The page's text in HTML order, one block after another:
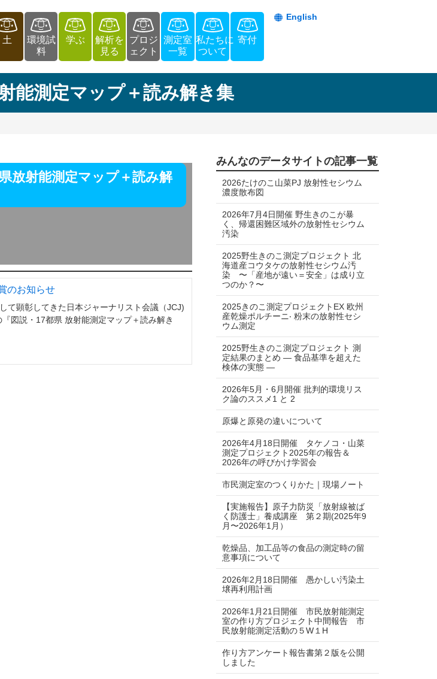
土
環境試
料
学ぶ
解析を
見る
プロジ
ェクト
測定室
一覧
私たちに
ついて
寄付
English
能測定マップ＋読み解き集
放射能測定マップ＋読み解
のお知らせ
て顕彰してきた日本ジャーナリスト会議（JCJ)
図説・17都県 放射能測定マップ＋読み解き
みんなのデータサイトの記事一覧
2026たけのこ山菜PJ 放射性セシウム
濃度散布図
2026年7月4日開催 野生きのこが暴
く、帰還困難区域外の放射性セシウム
汚染
2025野生きのこ測定プロジェクト 北
海道産コウタケの放射性セシウム汚
染 〜「産地が遠い＝安全」は成り⽴
つのか？〜
2025きのこ測定プロジェクトEX 欧州
産乾燥ポルチーニ‧ 粉末の放射性セシ
ウム測定
2025野生きのこ測定プロジェクト 測
定結果のまとめ ― 食品基準を超えた
検体の実態 ―
2026年5月・6月開催 批判的環境リス
ク論のススメ1 と 2
原爆と原発の違いについて
2026年4月18日開催 タケノコ・山菜
測定プロジェクト2025年の報告＆
2026年の呼びかけ学習会
市民測定室のつくりかた｜現場ノート
【実施報告】原子力防災「放射線被ば
く防護士」養成講座 第２期(2025年9
月〜2026年1月）
乾燥品、加工品等の食品の測定時の留
意事項について
2026年2月18日開催 愚かしい汚染土
壌再利用計画
2026年1月21日開催 市民放射能測定
室の作り方プロジェクト中間報告 市
民放射能測定活動の５W１H
作り方アンケート報告書第２版を公開
しました